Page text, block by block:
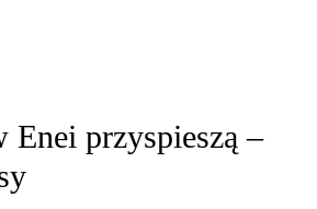
Enei przyspieszą –